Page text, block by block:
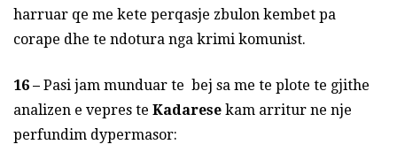
harruar qe me kete perqasje zbulon kembet pa
corape dhe te ndotura nga krimi komunist.
16 – Pasi jam munduar te bej sa me te plote te gjithe
analizen e vepres te Kadarese kam arritur ne nje
perfundim dypermasor: